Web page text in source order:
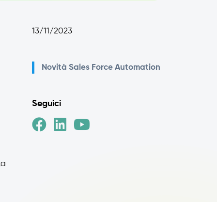
13/11/2023
Novità Sales Force Automation
Seguici